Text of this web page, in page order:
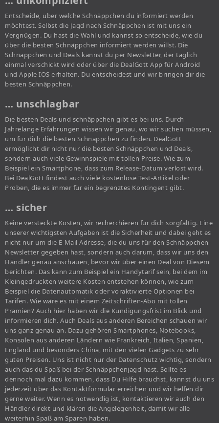
Entscheide, über welche Schnäppchen du informiert werden
möchtest. Selbst die Jagd nach Schnäppchen ist mit uns ein
Vergnügen. Du hast die Wahl und kannst so entscheide, wie du
über die besten Schnäppchen informiert werden willst. Die
Schnäppchen und Deals kannst du per Newsletter, der täglich
einmal verschickt wird oder über die DealGott App für Android
und Apple IOS erhalten. Du entscheidest und wir bringen dir die
besten Schnäppchen.
… unschlagbar
Die besten Deals und schnäppchen gibt es bei uns. Durch
Jahrelange Erfahrungen wissen wir genau, wo wir suchen müssen,
um für dich die besten Schnäppchen zu finden. DealGott
ermöglicht dir nicht nur die besten Schnäppchen und Deals,
sondern auch viele Gewinnspiele mit tollen Preise. Wie zum
Beispiel ein Smartphone, dass zum Release-Datum verlost wird.
Bei DealGott findest auch viele kostenlose Test-Artikel oder
Proben, die es immer für ein begrenztes Kontingent gibt.
… sicher
Keine versteckte Kosten, wir recherchieren für dich sorgfältig. Eine
unserer wichtigsten Aufgaben ist die Sicherheit und dabei geht es
nicht nur um die E-Mail Adresse, die du uns für den Schnäppchen-
Newsletter gegeben hast, sondern auch darum, dass wir uns den
Händler genau anschauen, bevor wir über einen Deal von Diesem
berichten. Das kann zum Beispiel ein Handytarif sein, bei dem im
Kleingedruckten weitere Kosten entstehen können, wie zum
Beispiel die Datenautomatik oder voraktivierte Optionen bei
Tarifen. Wie wäre es mit einem Zeitschriften-Abo mit tollen
Prämien? Auch hier haben wir die Kündigungsfrist im Blick und
informieren dich. Auch Deals aus anderen Bereichen schauen wir
uns ganz genau an. Dazu gehören Smartphones, Notebooks,
Konsolen aus anderen Ländern wie Frankreich, Italien, Spanien,
England und besonders China, mit den vielen Gadgets zu sehr
guten Preisen. Uns ist nicht nur der Datenschutz wichtig, sondern
auch das du Spaß bei der Schnäppchenjagd hast. Sollte es
dennoch mal dazu kommen, dass Du Hilfe brauchst, kannst du uns
jederzeit über das Kontaktformular erreichen und wir helfen dir
gerne weiter. Wenn es notwendig ist, kontaktieren wir auch den
Händler direkt und klären die Angelegenheit, damit wir alle
weiterhin Spaß am Sparen haben.